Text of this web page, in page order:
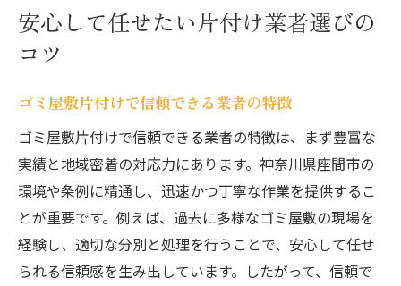
安心して任せたい片付け業者選びの
コツ
ゴミ屋敷片付けで信頼できる業者の特徴
ゴミ屋敷片付けで信頼できる業者の特徴は、まず豊富な
実績と地域密着の対応力にあります。神奈川県座間市の
環境や条例に精通し、迅速かつ丁寧な作業を提供するこ
とが重要です。例えば、過去に多様なゴミ屋敷の現場を
経験し、適切な分別と処理を行うことで、安心して任せ
られる信頼感を生み出しています。したがって、信頼で